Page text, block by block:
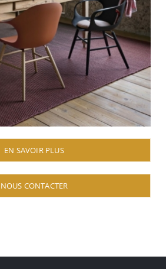
EN SAVOIR PLUS
NOUS CONTACTER